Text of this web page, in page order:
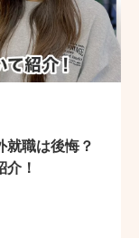
就職は後悔？
！